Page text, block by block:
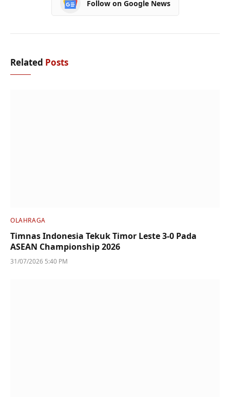
Follow on Google News
Related Posts
OLAHRAGA
Timnas Indonesia Tekuk Timor Leste 3-0 Pada
ASEAN Championship 2026
31/07/2026 5:40 PM